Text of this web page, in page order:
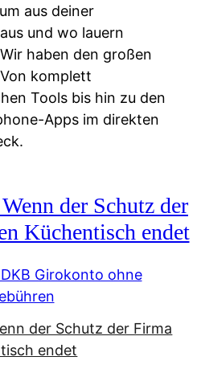
aus deiner
und wo lauern
haben den großen
komplett
Tools bis hin zu den
Apps im direkten
der Schutz der
Küchentisch endet
DKB Girokonto ohne